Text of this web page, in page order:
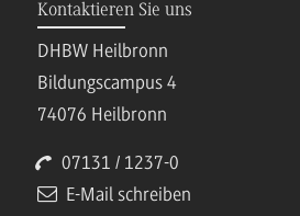
Kontaktieren Sie uns
DHBW Heilbronn
Bildungscampus 4
74076 Heilbronn
07131 / 1237-0
E-Mail schreiben